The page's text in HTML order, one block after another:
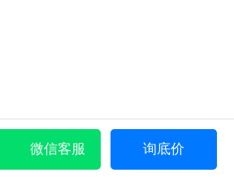
微信客服 询底价